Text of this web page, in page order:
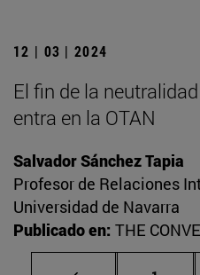
12 | 03 | 2024
El fin de la
entra en la OTAN
Salvador Sánchez Tapia
Profesor de Relaciones
Universidad de Navarra
Publicado en: THE